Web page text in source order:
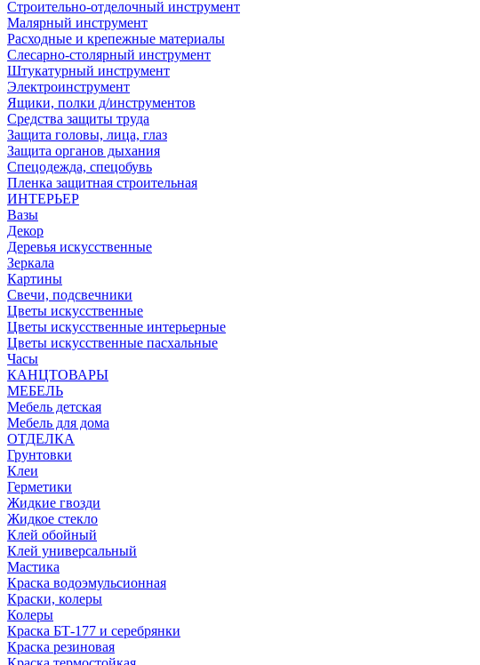
Строительно-отделочный инструмент
Малярный инструмент
Расходные и крепежные материалы
Слесарно-столярный инструмент
Штукатурный инструмент
Электроинструмент
Ящики, полки д/инструментов
Средства защиты труда
Защита головы, лица, глаз
Защита органов дыхания
Спецодежда, спецобувь
Пленка защитная строительная
ИНТЕРЬЕР
Вазы
Декор
Деревья искусственные
Зеркала
Картины
Свечи, подсвечники
Цветы искусственные
Цветы искусственные интерьерные
Цветы искусственные пасхальные
Часы
КАНЦТОВАРЫ
МЕБЕЛЬ
Мебель детская
Мебель для дома
ОТДЕЛКА
Грунтовки
Клеи
Герметики
Жидкие гвозди
Жидкое стекло
Клей обойный
Клей универсальный
Мастика
Краска водоэмульсионная
Краски, колеры
Колеры
Краска БТ-177 и серебрянки
Краска резиновая